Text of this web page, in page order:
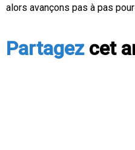
alors avançons pas à pas
Partagezcet